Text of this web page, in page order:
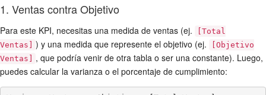
1. Ventas contra Objetivo
Para este KPI, necesitas una medida de ventas (ej.
[Total
Ventas]
) y una medida que represente el objetivo (ej.
[Objetivo
Ventas]
, que podría venir de otra tabla o ser una constante). Luego,
puedes calcular la varianza o el porcentaje de cumplimiento: